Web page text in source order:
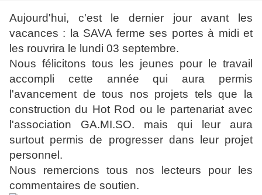
Aujourd'hui, c'est le dernier jour avant les
vacances : la SAVA ferme ses portes à midi et
les rouvrira le lundi 03 septembre.
Nous félicitons tous les jeunes pour le travail
accompli cette année qui aura permis
l'avancement de tous nos projets tels que la
construction du Hot Rod ou le partenariat avec
l'association GA.MI.SO. mais qui leur aura
surtout permis de progresser dans leur projet
personnel.
Nous remercions tous nos lecteurs pour les
commentaires de soutien.